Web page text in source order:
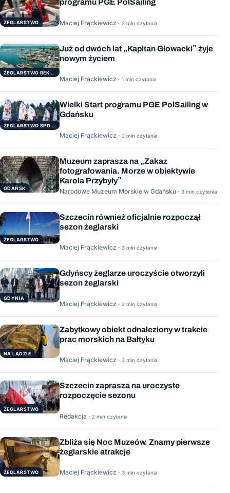
ŻEGLARSTWO
programu PGE PolSailing
Maciej Frąckiewicz · 2 min czytania
ŻEGLARSTWO REKERACYJNE
Już od dwóch lat „Kapitan Głowacki” żyje
nowym życiem
Maciej Frąckiewicz · 1 min czytania
ŻEGLARSTWO SPORTOWE
Wielki Start programu PGE PolSailing w
Gdańsku
Maciej Frąckiewicz · 2 min czytania
GDAŃSK
Muzeum zaprasza na „Zakaz
fotografowania. Morze w obiektywie
Karola Przybyły”
Narodowe Muzeum Morskie w Gdańsku · 3 min czytania
ŻEGLARSTWO
Szczecin również oficjalnie rozpoczął
sezon żeglarski
Maciej Frąckiewicz · 3 min czytania
GDYNIA
Gdyńscy żeglarze uroczyście otworzyli
sezon żeglarski
Maciej Frąckiewicz · 2 min czytania
NA LĄDZIE
Zabytkowy obiekt odnaleziony w trakcie
prac morskich na Bałtyku
Maciej Frąckiewicz · 3 min czytania
ŻEGLARSTWO
Szczecin zaprasza na uroczyste
rozpoczęcie sezonu
Redakcja · 2 min czytania
ŻEGLARSTWO
Zbliża się Noc Muzeów. Znamy pierwsze
żeglarskie atrakcje
Maciej Frąckiewicz · 3 min czytania